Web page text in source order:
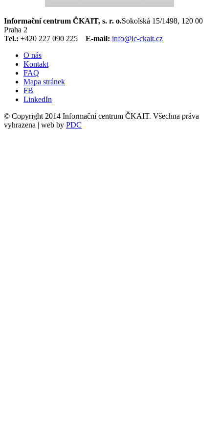
Informační centrum ČKAIT, s. r. o.Sokolská 15/1498, 120 00
Praha 2
Tel.: +420 227 090 225 E-mail: info@ic-ckait.cz
O nás
Kontakt
FAQ
Mapa stránek
FB
LinkedIn
© Copyright 2014 Informační centrum ČKAIT. Všechna práva
vyhrazena | web by PDC